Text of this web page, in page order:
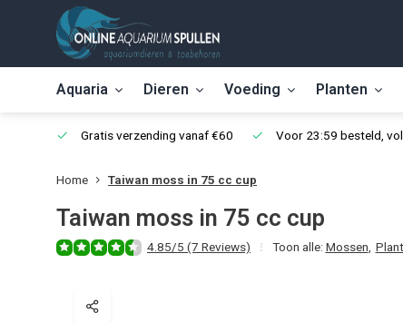
Aquaria Dieren Voeding Planten
Gratis verzending vanaf €60 Voor 23:59 besteld,
Home Taiwan moss in 75 cc cup
Taiwan moss in 75 cc cup
4.85/5 (7 Reviews) Toon alle: Mossen